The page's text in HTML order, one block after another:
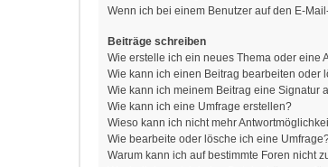
Wenn ich bei einem Benutzer auf den E-
Beiträge schreiben
Wie erstelle ich ein neues Thema oder eine
Wie kann ich einen Beitrag bearbeiten oder
Wie kann ich meinem Beitrag eine Signatur
Wie kann ich eine Umfrage erstellen?
Wieso kann ich nicht mehr
Wie bearbeite oder lösche ich eine
Warum kann ich auf bestimmte Foren nicht